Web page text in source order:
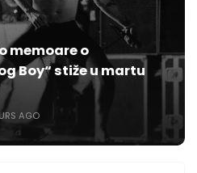
memoare o
Boy“ stiže u martu
AGO